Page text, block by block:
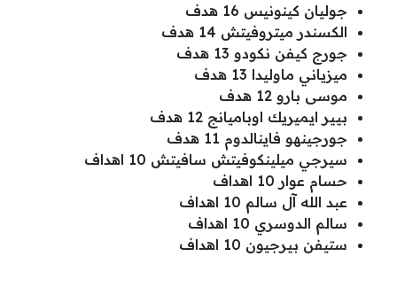
جوليان كينونيس 16 هدف
الكسندر ميتروفيتش 14 هدف
جورج كيفن نكودو 13 هدف
ميزياني ماوليدا 13 هدف
موسى بارو 12 هدف
بيير ايميريك اوباميانج 12 هدف
جورجينهو فاينالدوم 11 هدف
سيرجي ميلينكوفيتش سافيتش 10 اهداف
حسام عوار 10 اهداف
عبد الله آل سالم 10 اهداف
سالم الدوسري 10 اهداف
ستيفن بيرجيون 10 اهداف